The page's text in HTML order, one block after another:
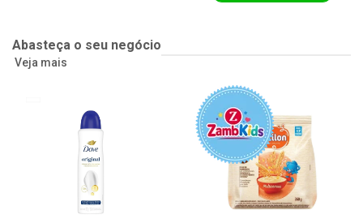
Abasteça o seu negócio
Veja mais